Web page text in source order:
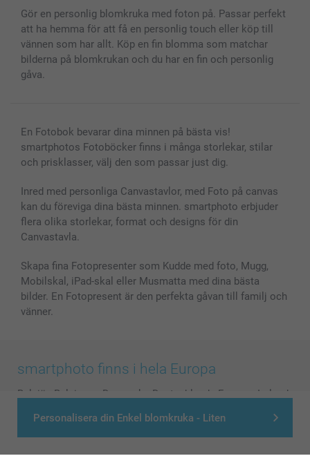
Personalisera din Enkel blomkruka - Liten
MyNameBook
Fotoalmanackor & Fotoagenda
Fotoramar & Tillbehör
Presentkort
Villkor och garantier
Investor Relations
Priser & betalning
Status på beställningar
Gör en personlig blomkruka med foton på. Passar perfekt
att ha hemma för att få en personlig touch eller köp till
vännen som har allt. Köp en fin blomma som matchar
bilderna på blomkrukan och du har en fin och personlig
gåva.
En Fotobok bevarar dina minnen på bästa vis!
smartphotos Fotoböcker finns i många storlekar, stilar
och prisklasser, välj den som passar just dig.
Inred med personliga Canvastavlor, med Foto på canvas
kan du föreviga dina bästa minnen. smartphoto erbjuder
flera olika storlekar, format och designs för din
Canvastavla.
Skapa fina Fotopresenter som Kudde med foto, Mugg,
Mobilskal, iPad-skal eller Musmatta med dina bästa
bilder. En Fotopresent är den perfekta gåvan till familj och
vänner.
smartphoto finns i hela Europa
België Belgique Danmark Deutschland France
Ireland
Nederland - Norge Österreich - Schweiz